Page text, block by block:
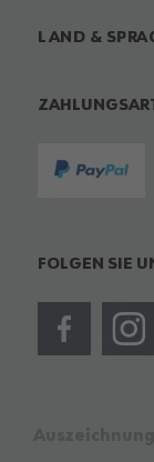
LAND &
FOLGEN SIE